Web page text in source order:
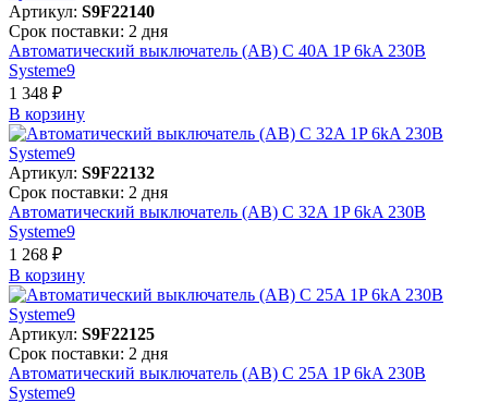
Артикул: S9F22140
Срок поставки: 2 дня
Автоматический выключатель (АВ) C 40A 1P 6kA 230В
Systeme9
1 348 ₽
В корзинy
Артикул: S9F22132
Срок поставки: 2 дня
Автоматический выключатель (АВ) C 32A 1P 6kA 230В
Systeme9
1 268 ₽
В корзинy
Артикул: S9F22125
Срок поставки: 2 дня
Автоматический выключатель (АВ) C 25A 1P 6kA 230В
Systeme9